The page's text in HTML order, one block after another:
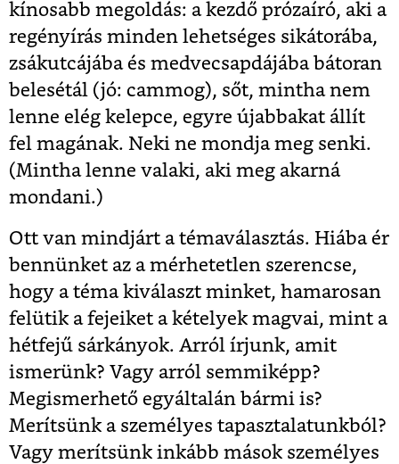
kínosabb megoldás: a kezdő prózaíró, aki a
regényírás minden lehetséges sikátorába,
zsákutcájába és medvecsapdájába bátoran
belesétál (jó: cammog), sőt, mintha nem
lenne elég kelepce, egyre újabbakat állít
fel magának. Neki ne mondja meg senki.
(Mintha lenne valaki, aki meg akarná
mondani.)
Ott van mindjárt a témaválasztás. Hiába ér
bennünket az a mérhetetlen szerencse,
hogy a téma kiválaszt minket, hamarosan
felütik a fejeiket a kételyek magvai, mint a
hétfejű sárkányok. Arról írjunk, amit
ismerünk? Vagy arról semmiképp?
Megismerhető egyáltalán bármi is?
Merítsünk a személyes tapasztalatunkból?
Vagy merítsünk inkább mások személyes